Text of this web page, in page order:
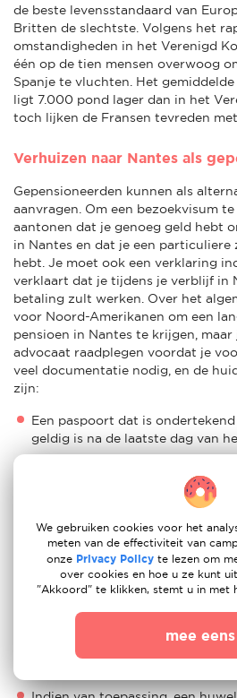
de beste levensstandaard van
Britten de slechtste. Volgens het
omstandigheden in het Verenigd
één op de tien mensen overwoog
Spanje te vluchten. Het
ligt 7.000 pond lager dan in het
toch lijken de Fransen tevreden
Verhuizen naar Nantes als
Gepensioneerden kunnen als
aanvragen. Om een bezoekvisum
aantonen dat je genoeg geld hebt
in Nantes en dat je een
hebt. Je moet ook een verklaring
verklaart dat je tijdens je verblijf in
betaling zult werken. Over het
voor Noord-Amerikanen om een
pensioen in Nantes te krijgen, maar
advocaat raadplegen voordat je
veel documentatie nodig, en de
zijn:
Een paspoort dat is
geldig is na de laatste dag van
Inkomensdocumentatie
Een ondertekend en leesbaar
Documenten van
Bewijs van verblijf in Nantes
We gebruiken cookies voor het
meten van de effectiviteit van
onze Privacy Policy te lezen om
over cookies en hoe u ze kunt
"Akkoord" te klikken, stemt u in met
mee eens